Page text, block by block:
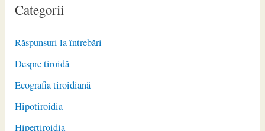
Categorii
Răspunsuri la întrebări
Despre tiroidă
Ecografia tiroidiană
Hipotiroidia
Hipertiroidia